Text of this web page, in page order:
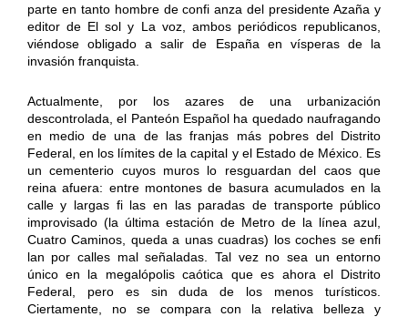
parte en tanto hombre de confi anza del presidente Azaña y
editor de El sol y La voz, ambos periódicos republicanos,
viéndose obligado a salir de España en vísperas de la
invasión franquista.
Actualmente, por los azares de una urbanización
descontrolada, el Panteón Español ha quedado naufragando
en medio de una de las franjas más pobres del Distrito
Federal, en los límites de la capital y el Estado de México. Es
un cementerio cuyos muros lo resguardan del caos que
reina afuera: entre montones de basura acumulados en la
calle y largas fi las en las paradas de transporte público
improvisado (la última estación de Metro de la línea azul,
Cuatro Caminos, queda a unas cuadras) los coches se enfi
lan por calles mal señaladas. Tal vez no sea un entorno
único en la megalópolis caótica que es ahora el Distrito
Federal, pero es sin duda de los menos turísticos.
Ciertamente, no se compara con la relativa belleza y